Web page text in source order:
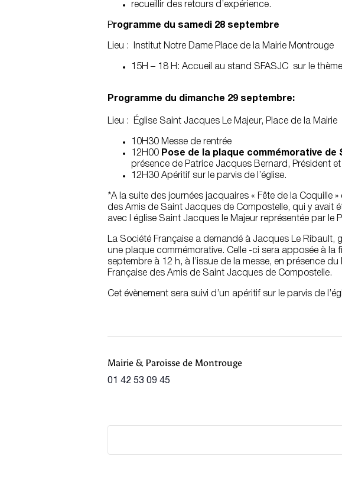
recueillir des retours d’expérience.
P rogramme du samedi 28 septembre
Lieu : Institut Notre Dame Place de la Mairie Montrouge
15H – 18 H: Accueil au stand SFASJC sur le
Programme du dimanche 29 septembre:
Lieu : Église Saint Jacques Le Majeur, Place de la Mairie
10H30 Messe de rentrée
12H00 Pose de la plaque commémorative
présence de Patrice Jacques Bernard, Président
12H30 Apéritif sur le parvis de l’église.
*A la suite des journées jacquaires « Fête de la Coquille
des Amis de Saint Jacques de Compostelle, qui y avait
avec l église Saint Jacques le Majeur représentée par le
La Société Française a demandé à Jacques Le
une plaque commémorative. Celle -ci sera apposée à la
septembre à 12 h, à l’issue de la messe, en présence
Française des Amis de Saint Jacques de Compostelle.
Cet évènement sera suivi d’un apéritif sur le parvis de
Mairie & Paroisse de Montrouge
01 42 53 09 45